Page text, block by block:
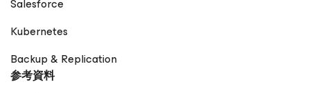
Salesforce
Kubernetes
Backup & Replication
参考資料